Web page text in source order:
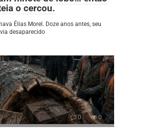
o cercou.
Élias Morel. Doze anos antes, seu
desaparecido
0 0